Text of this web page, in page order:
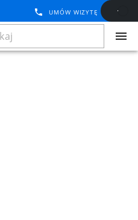
UMÓW WIZYTĘ